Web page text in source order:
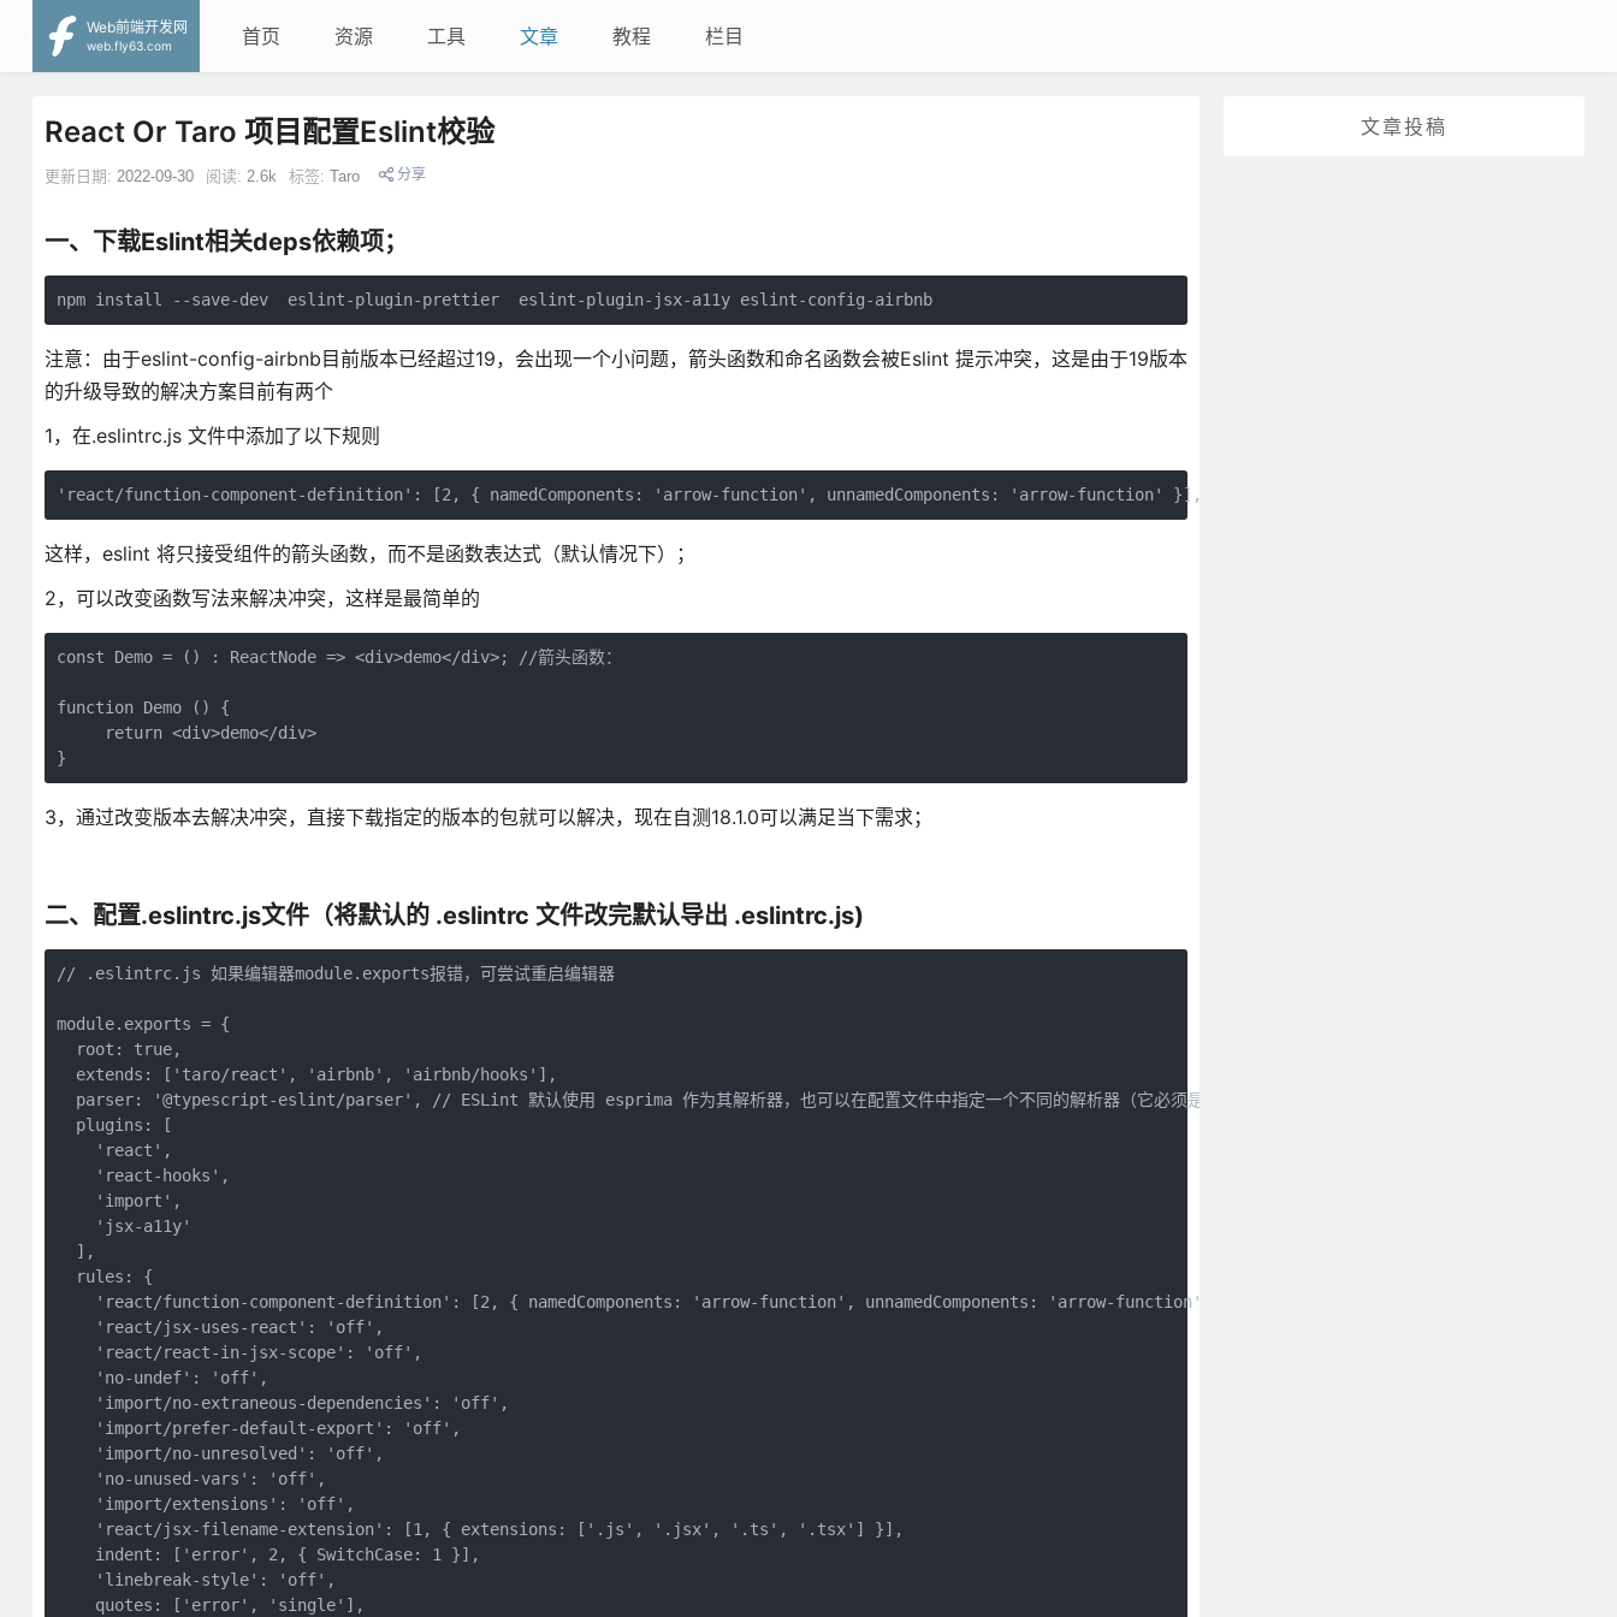
Web前端开发网
web.fly63.com
首页 资源 工具 文章 教程 栏目
文章投稿
React Or Taro 项目配置Eslint校验
更新日期: 2022-09-30 阅读: 2.6k 标签: Taro 分享
一、下载Eslint相关deps依赖项；
npm install --save-dev  eslint-plugin-prettier  eslint-plugin-jsx-a11y eslint-config-airbnb
注意：由于eslint-config-airbnb目前版本已经超过19，会出现一个小问题，箭头函数和命名函数会被Eslint 提示冲突，这是由于19版本
的升级导致的解决方案目前有两个
1，在.eslintrc.js 文件中添加了以下规则
'react/function-component-definition': [2, { namedComponents: 'arrow-function', unnamedComponents: 'arrow-function' }],
这样，eslint 将只接受组件的箭头函数，而不是函数表达式（默认情况下）；
2，可以改变函数写法来解决冲突，这样是最简单的
const Demo = () : ReactNode => <div>demo</div>; //箭头函数：
function Demo () {
     return <div>demo</div>
}
3，通过改变版本去解决冲突，直接下载指定的版本的包就可以解决，现在自测18.1.0可以满足当下需求；
二、配置.eslintrc.js文件（将默认的 .eslintrc 文件改完默认导出 .eslintrc.js)
// .eslintrc.js 如果编辑器module.exports报错，可尝试重启编辑器
module.exports = {
  root: true,
  extends: ['taro/react', 'airbnb', 'airbnb/hooks'],
parser: '@typescript-eslint/parser', // ESLint 默认使用 esprima 作为其解析器，也可以在配置文件中指定一个不同的解析器（它必须是一个 Node 模块，且它必须符合 parser interface
  plugins: [
    'react',
    'react-hooks',
    'import',
    'jsx-a11y'
  ],
  rules: {
    'react/function-component-definition': [2, { namedComponents: 'arrow-function', unnamedComponents: 'arrow-function' }],
    'react/jsx-uses-react': 'off',
    'react/react-in-jsx-scope': 'off',
    'no-undef': 'off',
    'import/no-extraneous-dependencies': 'off',
    'import/prefer-default-export': 'off',
    'import/no-unresolved': 'off',
    'no-unused-vars': 'off',
    'import/extensions': 'off',
    'react/jsx-filename-extension': [1, { extensions: ['.js', '.jsx', '.ts', '.tsx'] }],
    indent: ['error', 2, { SwitchCase: 1 }],
    'linebreak-style': 'off',
    quotes: ['error', 'single'],